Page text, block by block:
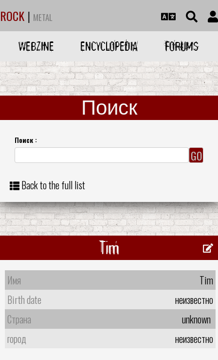
ROCK | METAL
WEBZINE ENCYCLOPEDIA FORUMS
Поиск
Поиск :
Back to the full list
Tim
Имя
Tim
Birth date
неизвестно
Страна
unknown
город
неизвестно